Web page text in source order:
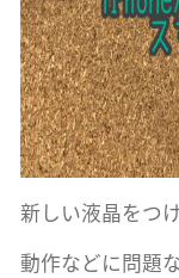
新しい液晶をつ
動作などに問題